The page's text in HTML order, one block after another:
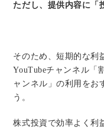
ただし、提供内容に「
そのため、短期的な利
YouTubeチャンネル「
ャンネル」の利用をお
う。
株式投資で効率よく利